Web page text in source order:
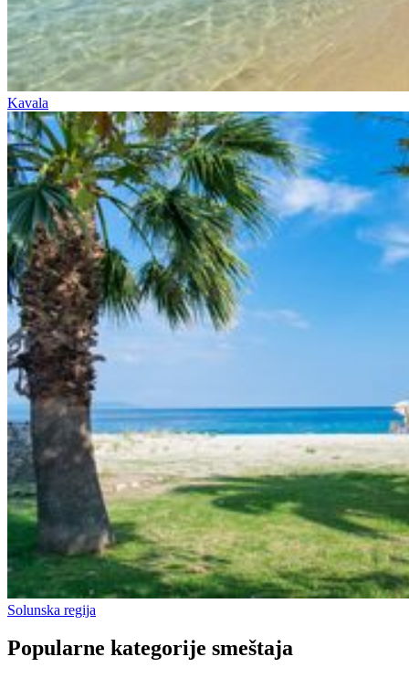
Kavala
Solunska regija
Popularne kategorije smeštaja